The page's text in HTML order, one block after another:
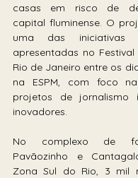
casas em risco de
capital fluminense. O
uma das iniciativas
apresentadas no
Rio de Janeiro entre os
na ESPM, com foco
projetos de jornalismo
inovadores.
No complexo de
Pavãozinho e
Zona Sul do Rio, 3 mil